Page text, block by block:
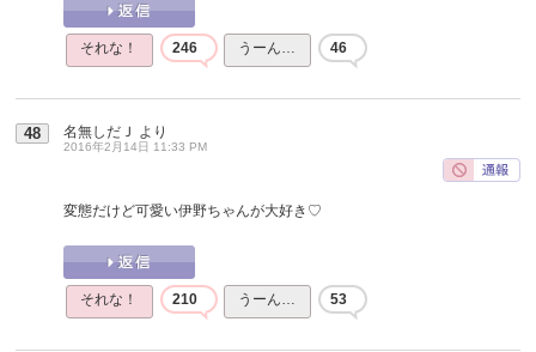
それな！ 246 うーん… 46
48 名無しだＪ より
2016年2月14日 11:33 PM
変態だけど可愛い伊野ちゃんが大好き♡
それな！ 210 うーん… 53